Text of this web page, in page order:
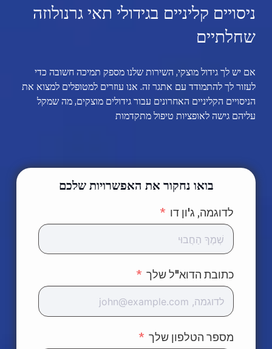
מטופלים
רופאים
משאבים
אודות
ניסויים קליניים בגידולי תאי גרנולוזה
שחלתיים
אם יש לך גידול מוצקי, השירות שלנו מספק תמיכה חשובה כדי
לעזור לך להתמודד עם אתגר זה. אנו עוזרים למטופלים למצוא את
הניסויים הקליניים האחרונים עבור גידולים מוצקים, מה שמקל
עליהם גישה לאופציות טיפול מתקדמות
בואו נחקור את האפשרויות שלכם
לדוגמה, ג'ון דו
כתובת הדוא"ל שלך
מספר הטלפון שלך